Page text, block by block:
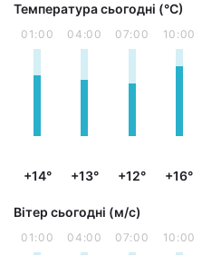
Температура сьогодні (°С)
01:00
+14°
04:00
+13°
07:00
+12°
10:00
+16°
Вітер сьогодні (м/с)
01:00 04:00 07:00 10:00